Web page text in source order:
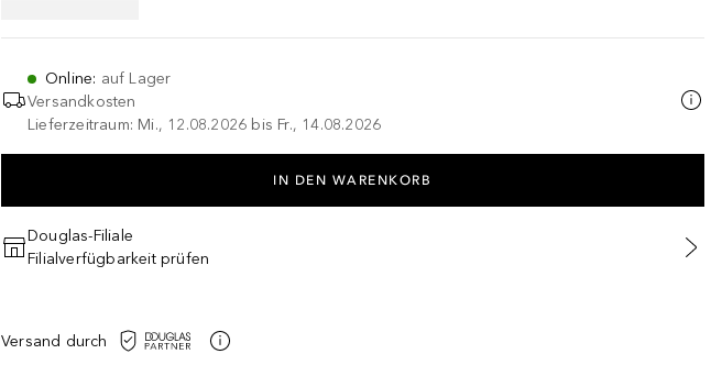
Online: auf Lager
Versandkosten
Lieferzeitraum: Mi., 12.08.2026 bis Fr., 14.08.2026
IN DEN WARENKORB
Douglas-Filiale
Filialverfügbarkeit prüfen
Versand durch